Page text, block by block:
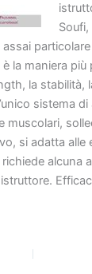
la maniera
la stabilità,
sistema
muscolari,
si adatta alle
alcuna